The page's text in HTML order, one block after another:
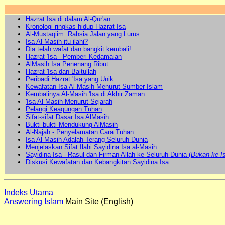
Hazrat Isa di dalam Al-Qur'an
Kronologi ringkas hidup Hazrat Isa
Al-Mustaqiim: Rahsia Jalan yang Lurus
Isa Al-Masih itu ilahi?
Dia telah wafat dan bangkit kembali!
Hazrat 'Isa - Pemberi Kedamaian
AlMasih Isa Penenang Ribut
Hazrat 'Isa dan Baitullah
Peribadi Hazrat 'Isa yang Unik
Kewafatan Isa Al-Masih Menurut Sumber Islam
Kembalinya Al-Masih 'Isa di Akhir Zaman
'Isa Al-Masih Menurut Sejarah
Pelangi Keagungan Tuhan
Sifat-sifat Dasar Isa AlMasih
Bukti-bukti Mendukung AlMasih
Al-Najah - Penyelamatan Cara Tuhan
Isa Al-Masih Adalah Terang Seluruh Dunia
Menjelaskan Sifat Ilahi Sayidina Isa al-Masih
Sayidina Isa - Rasul dan Firman Allah ke Seluruh Dunia (Bukan ke
Diskusi Kewafatan dan Kebangkitan Sayidina Isa
Indeks Utama
Answering Islam Main Site (English)